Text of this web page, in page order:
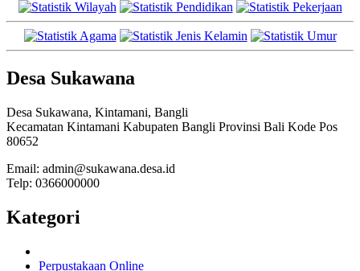
Desa Sukawana
Desa Sukawana, Kintamani, Bangli
Kecamatan Kintamani Kabupaten Bangli Provinsi Bali Kode Pos
80652
Email: admin@sukawana.desa.id
Telp: 0366000000
Kategori
Perpustakaan Online